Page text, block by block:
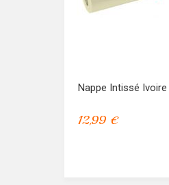
Nappe Intissé Ivoire
12,99 €